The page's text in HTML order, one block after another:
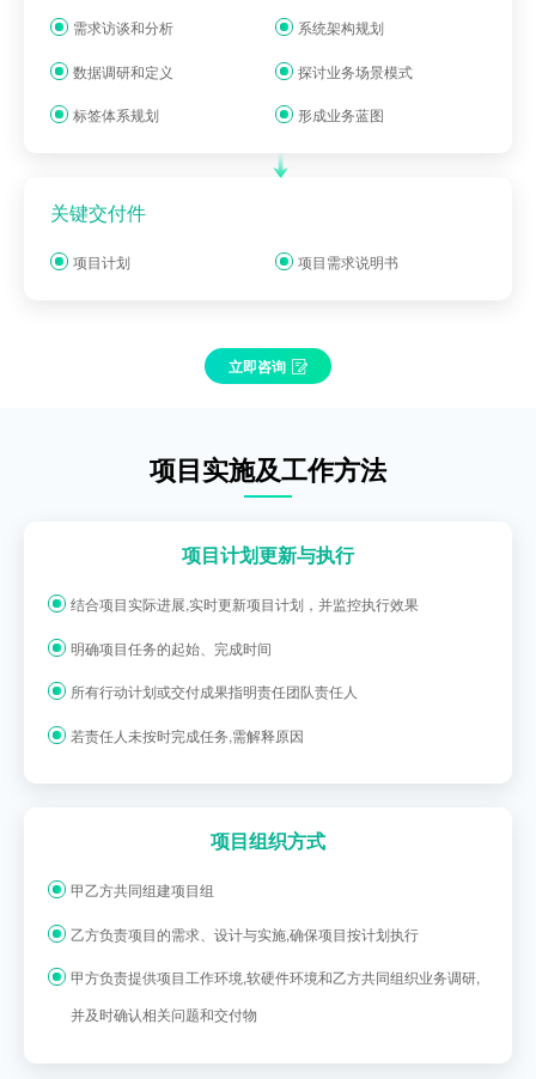
需求访谈和分析 系统架构规划
数据调研和定义 探讨业务场景模式
标签体系规划 形成业务蓝图
关键交付件
项目计划 项目需求说明书
立即咨询
项目实施及工作方法
项目计划更新与执行
结合项目实际进展,实时更新项目计划，并监控执行效果
明确项目任务的起始、完成时间
所有行动计划或交付成果指明责任团队责任人
若责任人未按时完成任务,需解释原因
项目组织方式
甲乙方共同组建项目组
乙方负责项目的需求、设计与实施,确保项目按计划执行
甲方负责提供项目工作环境,软硬件环境和乙方共同组织业务调研,
并及时确认相关问题和交付物